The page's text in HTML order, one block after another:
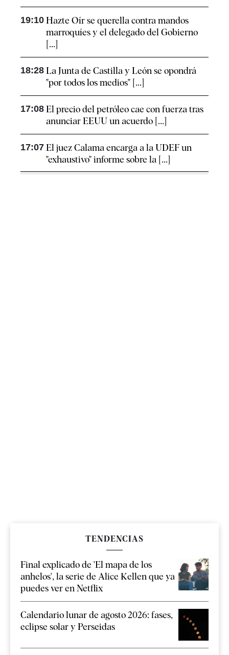
19:10 Hazte Oír se querella contra mandos
marroquíes y el delegado del Gobierno
[...]
18:28 La Junta de Castilla y León se opondrá
"por todos los medios" [...]
17:08 El precio del petróleo cae con fuerza tras
anunciar EEUU un acuerdo [...]
17:07 El juez Calama encarga a la UDEF un
"exhaustivo" informe sobre la [...]
TENDENCIAS
Final explicado de 'El mapa de los
anhelos', la serie de Alice Kellen que ya
puedes ver en Netflix
Calendario lunar de agosto 2026: fases,
eclipse solar y Perseidas